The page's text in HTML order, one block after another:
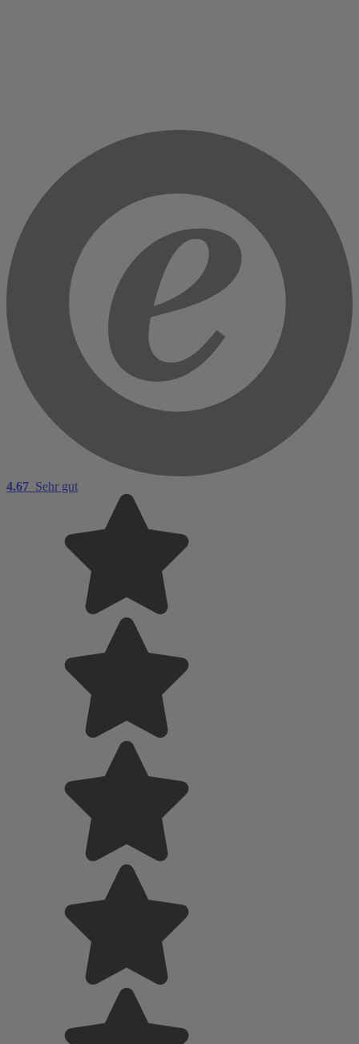
4.67 Sehr gut